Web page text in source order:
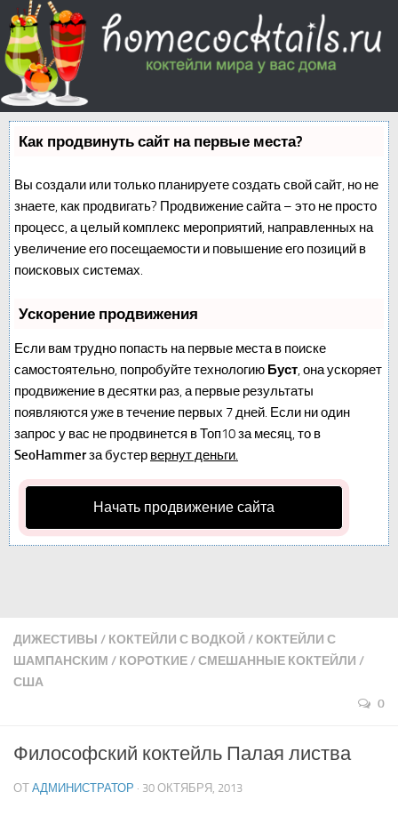
Как продвинуть сайт на первые места?
Вы создали или только планируете создать свой сайт, но не
знаете, как продвигать? Продвижение сайта – это не просто
процесс, а целый комплекс мероприятий, направленных на
увеличение его посещаемости и повышение его позиций в
поисковых системах.
Ускорение продвижения
Если вам трудно попасть на первые места в поиске
самостоятельно, попробуйте технологию Буст, она ускоряет
продвижение в десятки раз, а первые результаты
появляются уже в течение первых 7 дней. Если ни один
запрос у вас не продвинется в Топ10 за месяц, то в
SeoHammerза бустер вернут деньги.
Начать продвижение сайта
ДИЖЕСТИВЫ / КОКТЕЙЛИ С ВОДКОЙ / КОКТЕЙЛИ С
ШАМПАНСКИМ / КОРОТКИЕ/СМЕШАННЫЕ КОКТЕЙЛИ /
США
0
Философский коктейль Палая листва
ОТ АДМИНИСТРАТОР · 30 ОКТЯБРЯ, 2013